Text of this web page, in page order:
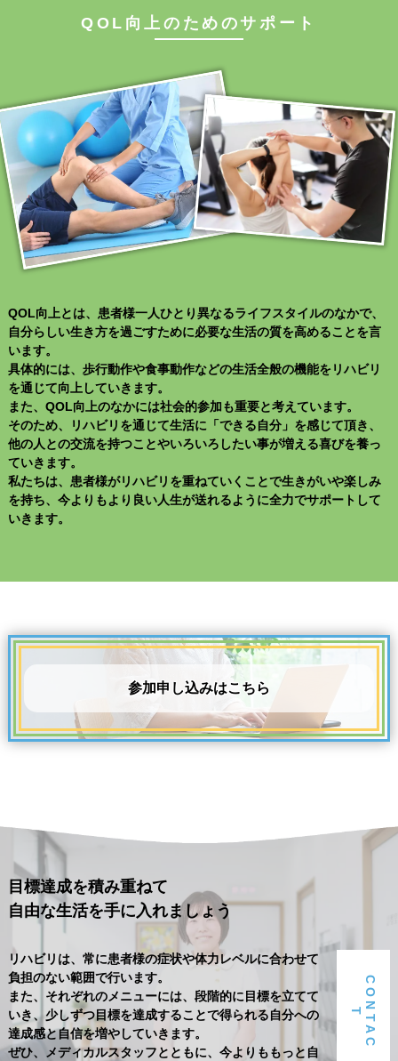
QOL向上のためのサポート
QOL向上とは、患者様一人ひとり異なるライフスタイルのなかで、
自分らしい生き方を過ごすために必要な生活の質を高めることを言
います。
具体的には、歩行動作や食事動作などの生活全般の機能をリハビリ
を通じて向上していきます。
また、QOL向上のなかには社会的参加も重要と考えています。
そのため、リハビリを通じて生活に「できる自分」を感じて頂き、
他の人との交流を持つことやいろいろしたい事が増える喜びを養っ
ていきます。
私たちは、患者様がリハビリを重ねていくことで生きがいや楽しみ
を持ち、今よりもより良い人生が送れるように全力でサポートして
いきます。
参加申し込みはこちら
目標達成を積み重ねて
自由な生活を手に入れましょう
リハビリは、常に患者様の症状や体力レベルに合わせて
負担のない範囲で行います。
また、それぞれのメニューには、段階的に目標を立てて
いき、少しずつ目標を達成することで得られる自分への
達成感と自信を増やしていきます。
ぜひ、メディカルスタッフとともに、今よりももっと自
C
O
N
T
A
C
T